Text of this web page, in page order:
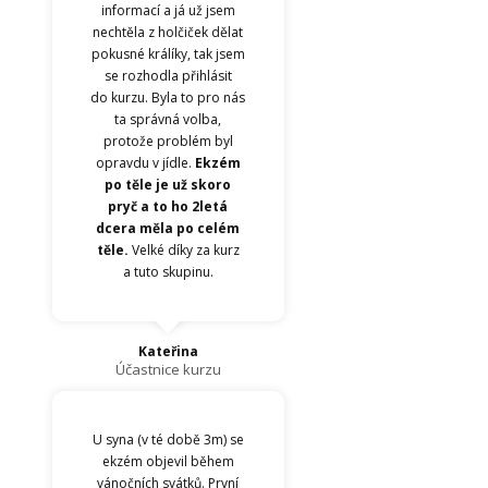
informací a já už jsem
nechtěla z holčiček dělat
pokusné králíky, tak jsem
se rozhodla přihlásit
do kurzu. Byla to pro nás
ta správná volba,
protože problém byl
opravdu v jídle. Ekzém
po těle je už skoro
pryč a to ho 2letá
dcera měla po celém
těle. Velké díky za kurz
a tuto skupinu.
Kateřina
Účastnice kurzu
U syna (v té době 3m) se
ekzém objevil během
vánočních svátků. První